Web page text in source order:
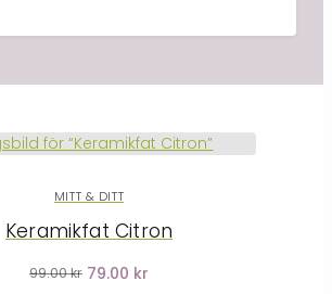
MITT & DITT
Keramikfat Citron
99.00 kr 79.00 kr